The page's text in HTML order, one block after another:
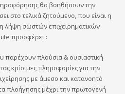
θα βοηθήσουν την
στο τελικά ζητούμενο, που είναι η
λήψη σωστών επιχειρηματικών
προσφέρει :
παρέχουν πλούσια & ουσιαστική
κρίσιμες πληροφορίες για την
με άμεσο και κατανοητό
πλοήγησης μέχρι την πρωτογενή